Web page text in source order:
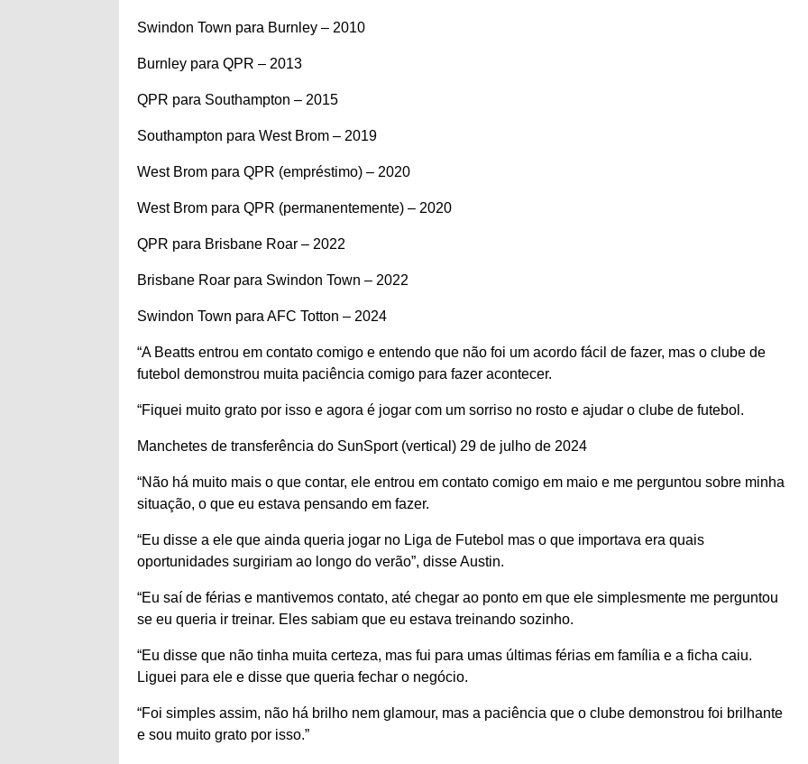
Swindon Town para Burnley – 2010
Burnley para QPR – 2013
QPR para Southampton – 2015
Southampton para West Brom – 2019
West Brom para QPR (empréstimo) – 2020
West Brom para QPR (permanentemente) – 2020
QPR para Brisbane Roar – 2022
Brisbane Roar para Swindon Town – 2022
Swindon Town para AFC Totton – 2024
“A Beatts entrou em contato comigo e entendo que não foi um acordo fácil de fazer, mas o clube de
futebol demonstrou muita paciência comigo para fazer acontecer.
“Fiquei muito grato por isso e agora é jogar com um sorriso no rosto e ajudar o clube de futebol.
Manchetes de transferência do SunSport (vertical) 29 de julho de 2024
“Não há muito mais o que contar, ele entrou em contato comigo em maio e me perguntou sobre minha
situação, o que eu estava pensando em fazer.
“Eu disse a ele que ainda queria jogar no Liga de Futebol mas o que importava era quais
oportunidades surgiriam ao longo do verão”, disse Austin.
“Eu saí de férias e mantivemos contato, até chegar ao ponto em que ele simplesmente me perguntou
se eu queria ir treinar. Eles sabiam que eu estava treinando sozinho.
“Eu disse que não tinha muita certeza, mas fui para umas últimas férias em família e a ficha caiu.
Liguei para ele e disse que queria fechar o negócio.
“Foi simples assim, não há brilho nem glamour, mas a paciência que o clube demonstrou foi brilhante
e sou muito grato por isso.”